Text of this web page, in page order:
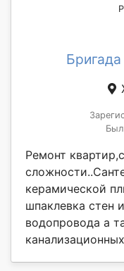
Был
Ремонт
керамической
шпаклевка стен
водопровода а